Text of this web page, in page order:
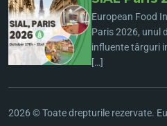
European Food
Paris 2026, unul
influente târguri
[…]
2026 © Toate drepturile rezervate.